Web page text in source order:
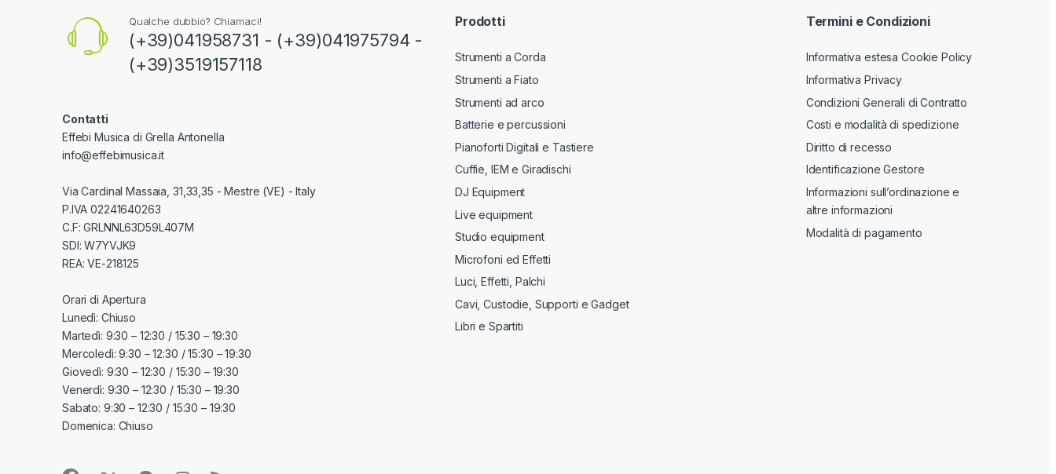
Qualche dubbio? Chiamaci!
(+39)041958731 - (+39)041975794 -
(+39)3519157118
Contatti
Effebi Musica di Grella Antonella
info@effebimusica.it
Via Cardinal Massaia, 31,33,35 - Mestre (VE) - Italy
P.IVA 02241640263
C.F: GRLNNL63D59L407M
SDI: W7YVJK9
REA: VE-218125
Orari di Apertura
Lunedì: Chiuso
Martedì: 9:30 – 12:30 / 15:30 – 19:30
Mercoledì: 9:30 – 12:30 / 15:30 – 19:30
Giovedì: 9:30 – 12:30 / 15:30 – 19:30
Venerdì: 9:30 – 12:30 / 15:30 – 19:30
Sabato: 9:30 – 12:30 / 15:30 – 19:30
Domenica: Chiuso
Prodotti
Strumenti a Corda
Strumenti a Fiato
Strumenti ad arco
Batterie e percussioni
Pianoforti Digitali e Tastiere
Cuffie, IEM e Giradischi
DJ Equipment
Live equipment
Studio equipment
Microfoni ed Effetti
Luci, Effetti, Palchi
Cavi, Custodie, Supporti e Gadget
Libri e Spartiti
Termini e Condizioni
Informativa estesa Cookie Policy
Informativa Privacy
Condizioni Generali di Contratto
Costi e modalità di spedizione
Diritto di recesso
Identificazione Gestore
Informazioni sull’ordinazione e
altre informazioni
Modalità di pagamento